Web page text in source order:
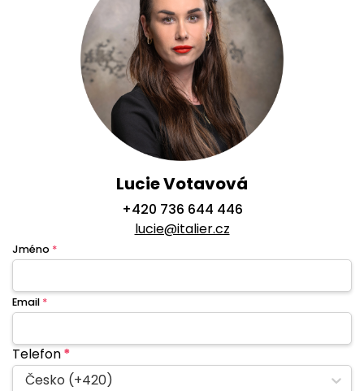
Lucie Votavová
+420 736 644 446
lucie@italier.cz
Jméno *
Email *
Telefon*
Česko (+420)